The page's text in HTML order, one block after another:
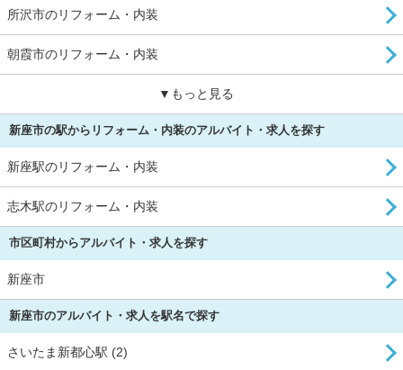
所沢市のリフォーム・内装
朝霞市のリフォーム・内装
▼もっと見る
新座市の駅からリフォーム・内装のアルバイト・求人を探す
新座駅のリフォーム・内装
志木駅のリフォーム・内装
市区町村からアルバイト・求人を探す
新座市
新座市のアルバイト・求人を駅名で探す
さいたま新都心駅 (2)